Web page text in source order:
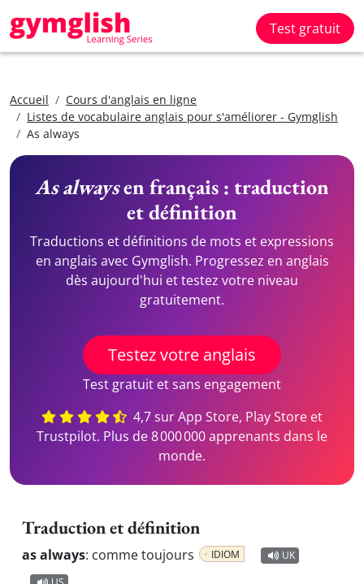
Test gratuit
Accueil
Cours d'anglais en ligne
Listes de vocabulaire anglais pour s'améliorer - Gymglish
As always
As alwaysen français : traduction
et définition
Traductions et définitions de mots et expressions
en anglais avec Gymglish. Progressez en anglais
dès aujourd'hui et testez votre niveau
gratuitement.
Testez votre anglais
Test gratuit et sans engagement
4,7 sur App Store, Play Store et
Trustpilot. Plus de 8 000 000 apprenants dans le
monde.
Traduction et définition
as always: comme toujours IDIOM
UK